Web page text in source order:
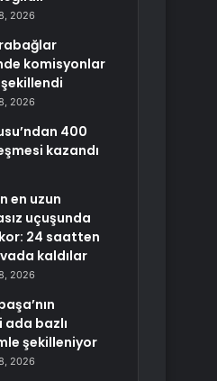
2026
komisyonlar
2026
400
kazandı
en uzun
uçuşunda
24 saatten
kaldılar
2026
ada bazlı
şekilleniyor
2026